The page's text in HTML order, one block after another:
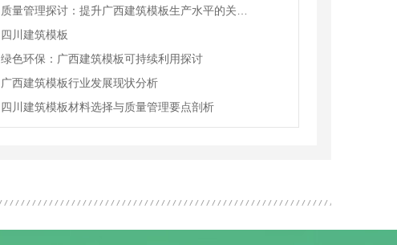
质量管理探讨：提升广西建筑模板生产水平的关键因素
四川建筑模板
绿色环保：广西建筑模板可持续利用探讨
广西建筑模板行业发展现状分析
四川建筑模板材料选择与质量管理要点剖析